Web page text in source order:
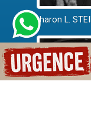
Rav Aharon L.